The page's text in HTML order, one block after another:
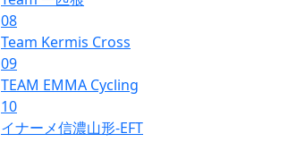
08
Team Kermis Cross
09
TEAM EMMA Cycling
10
イナーメ信濃山形-EFT